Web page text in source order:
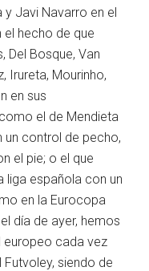
y Javi Navarro en el
el hecho de que
Del Bosque, Van
Irureta, Mourinho,
en sus
el de Mendieta
un control de pecho,
el pie; o el que
liga española con un
en la Eurocopa
día de ayer, hemos
cada vez
siendo de